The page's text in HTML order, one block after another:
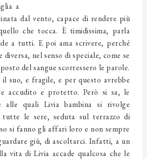
a
dal vento, capace di rendere più
che tocca. È timidissima, parla
a tutti. E poi ama scrivere, perché
nel senso di speciale, come se
del sangue scorressero le parole.
suo, e fragile, e per questo avrebbe
accudito e protetto. Però si sa, le
alle quali Livia bambina si rivolge
tutte le sere, seduta sul terrazzo di
si fanno gli affari loro e non sempre
giù, di ascoltarci. Infatti, a un
vita di Livia accade qualcosa che le